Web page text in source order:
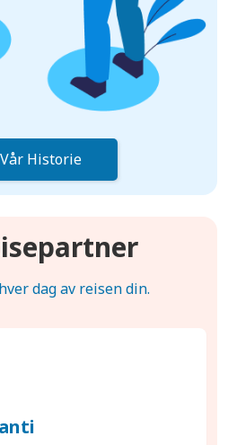
Historie
dag av reisen din.